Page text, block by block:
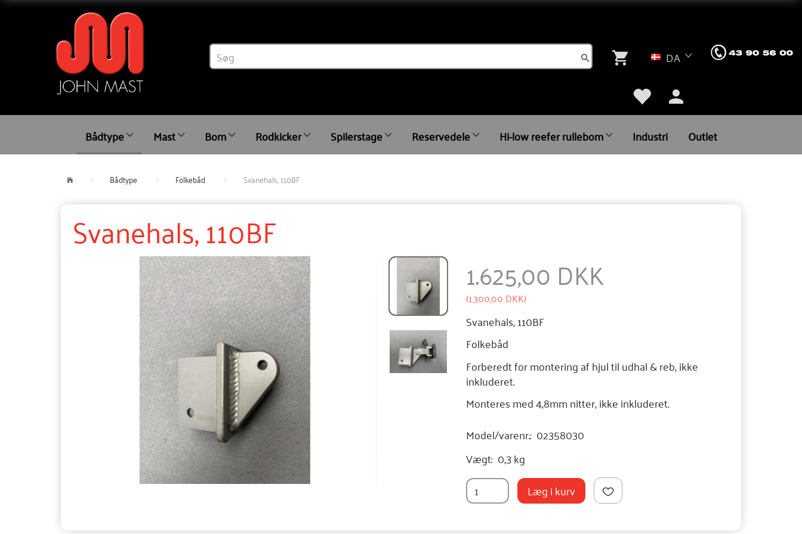
DA
Bådtype Mast Bom Rodkicker Spilerstage Reservedele Hi-low reefer rullebom Industri Outlet
Bådtype Folkebåd Svanehals, 110BF
Svanehals, 110BF
1.625,00 DKK
(1.300,00 DKK)
Svanehals, 110BF
Folkebåd
Forberedt for montering af hjul til udhal & reb, ikke
inkluderet.
Monteres med 4,8mm nitter, ikke inkluderet.
Model/varenr.: 02358030
Vægt: 0,3 kg
Læg i kurv